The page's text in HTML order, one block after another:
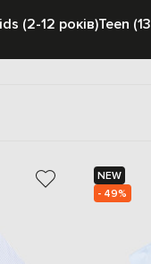
(2-12 років)Teen
NEW
- 49%